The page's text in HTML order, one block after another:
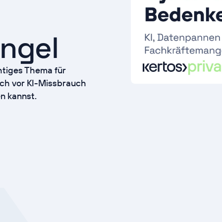
Thema für
vor KI-Missbrauch
kannst.